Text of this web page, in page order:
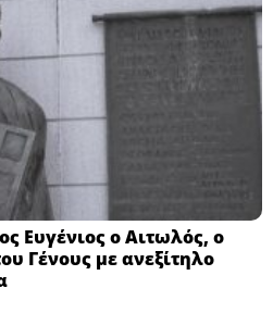
Ευγένιος ο Αιτωλός, ο
Γένους με ανεξίτηλο